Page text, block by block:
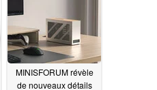
MINISFORUM révèle
de nouveaux détails